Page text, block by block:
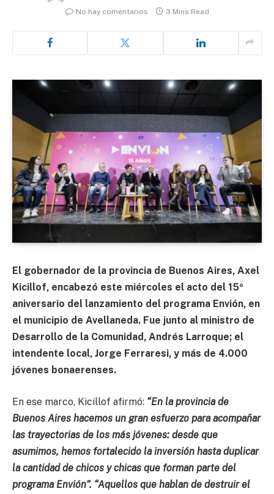
No hay comentarios 3 Mins Read
El gobernador de la provincia de Buenos Aires, Axel
Kicillof, encabezó este miércoles el acto del 15º
aniversario del lanzamiento del programa Envión, en
el municipio de Avellaneda. Fue junto al ministro de
Desarrollo de la Comunidad, Andrés Larroque; el
intendente local, Jorge Ferraresi, y más de 4.000
jóvenes bonaerenses.
En ese marco, Kicillof afirmó: “En la provincia de
Buenos Aires hacemos un gran esfuerzo para acompañar
las trayectorias de los más jóvenes: desde que
asumimos, hemos fortalecido la inversión hasta duplicar
la cantidad de chicos y chicas que forman parte del
programa Envión”. “Aquellos que hablan de destruir el